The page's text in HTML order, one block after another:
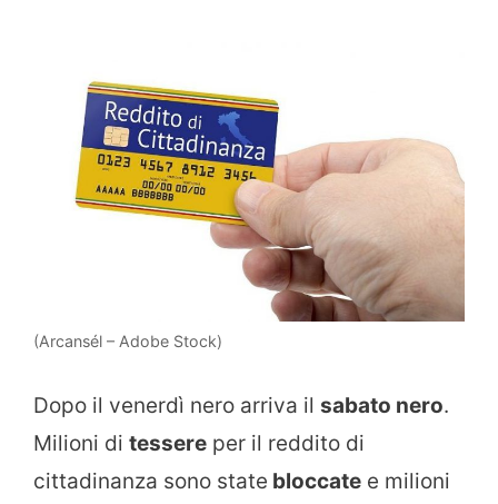
(Arcansél – Adobe Stock)
Dopo il venerdì nero arriva il sabato nero.
Milioni di tessere per il reddito di
cittadinanza sono state bloccate e milioni